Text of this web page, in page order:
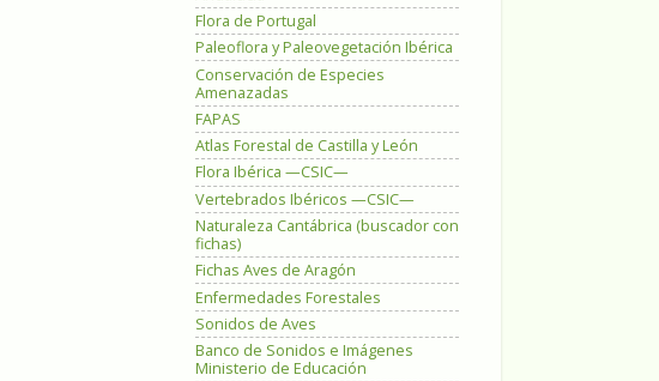
Flora de Portugal
Paleoflora y Paleovegetación Ibérica
Conservación de Especies
Amenazadas
FAPAS
Atlas Forestal de Castilla y León
Flora Ibérica —CSIC—
Vertebrados Ibéricos —CSIC—
Naturaleza Cantábrica (buscador con
fichas)
Fichas Aves de Aragón
Enfermedades Forestales
Sonidos de Aves
Banco de Sonidos e Imágenes
Ministerio de Educación